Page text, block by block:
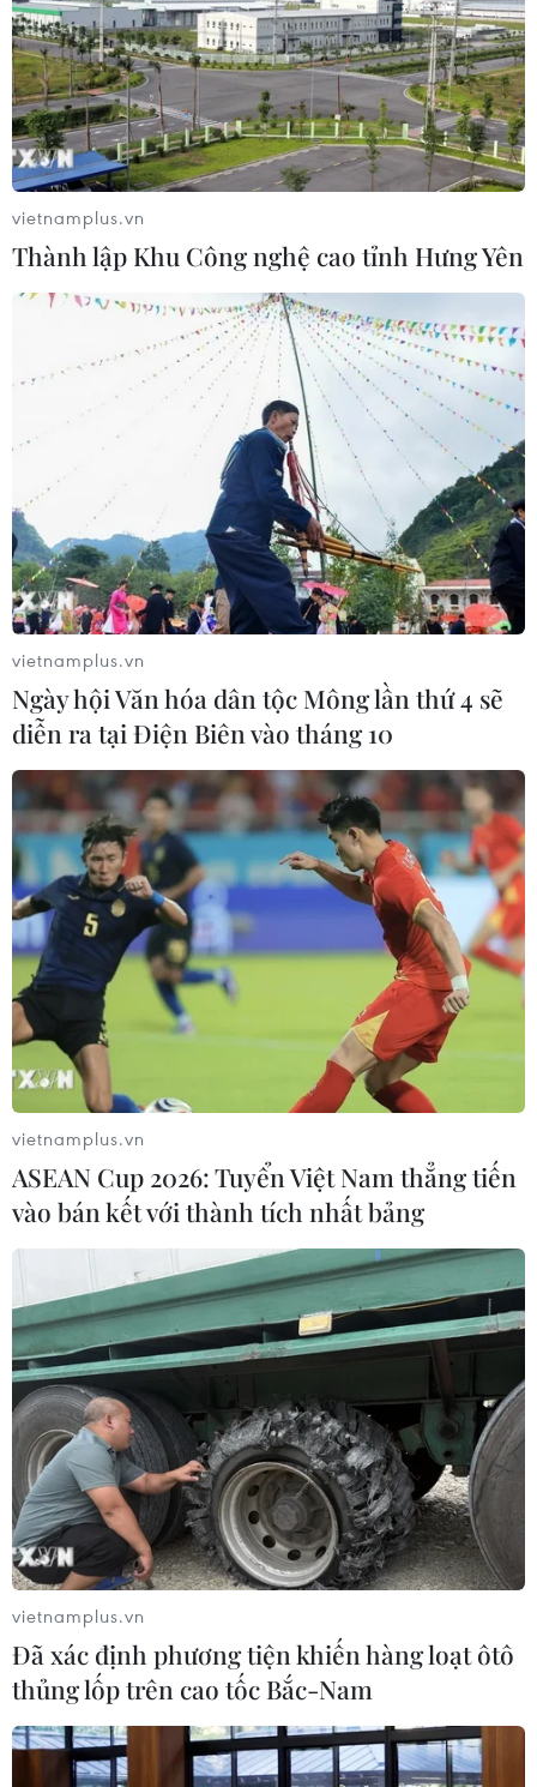
Cảnh báo tình trạng nhập nhèm phà biển
trên tuyến Hà Tiên-Phú Quốc
09/07/2017 14:09
Nhiều doanh nghiệp và người dân đi lại trên tuyến phà
Hà Tiên-Phú Quốc cho hay, hiện có tình trạng nhiều đơn
vị vận chuyển bằng tàu xà lan SB không đảm bảo đủ
chất lượng và an toàn.
vietnamplus.vn
Thành lập Khu Công nghệ cao tỉnh Hưng Yên
vietnamplus.vn
Ngày hội Văn hóa dân tộc Mông lần thứ 4 sẽ
diễn ra tại Điện Biên vào tháng 10
vietnamplus.vn
ASEAN Cup 2026: Tuyển Việt Nam thẳng tiến
vào bán kết với thành tích nhất bảng
vietnamplus.vn
Đã xác định phương tiện khiến hàng loạt ôtô
thủng lốp trên cao tốc Bắc-Nam